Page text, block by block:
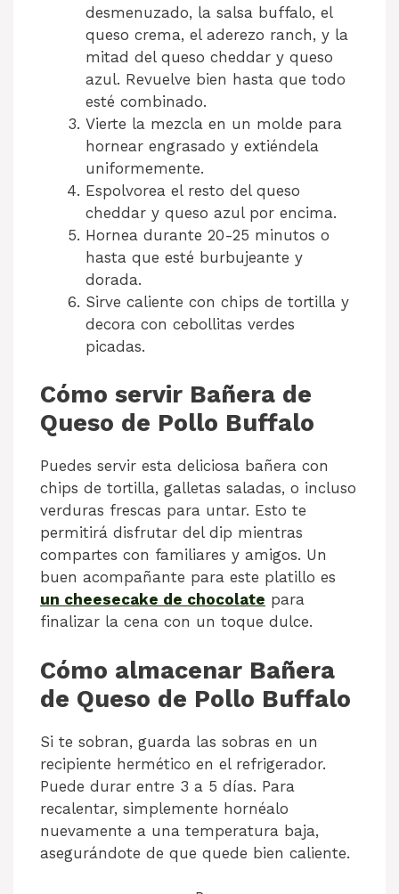
desmenuzado, la salsa buffalo, el
queso crema, el aderezo ranch, y la
mitad del queso cheddar y queso
azul. Revuelve bien hasta que todo
esté combinado.
Vierte la mezcla en un molde para
hornear engrasado y extiéndela
uniformemente.
Espolvorea el resto del queso
cheddar y queso azul por encima.
Hornea durante 20-25 minutos o
hasta que esté burbujeante y
dorada.
Sirve caliente con chips de tortilla y
decora con cebollitas verdes
picadas.
Cómo servir Bañera de
Queso de Pollo Buffalo
Puedes servir esta deliciosa bañera con
chips de tortilla, galletas saladas, o incluso
verduras frescas para untar. Esto te
permitirá disfrutar del dip mientras
compartes con familiares y amigos. Un
buen acompañante para este platillo es
un cheesecake de chocolate para
finalizar la cena con un toque dulce.
Cómo almacenar Bañera
de Queso de Pollo Buffalo
Si te sobran, guarda las sobras en un
recipiente hermético en el refrigerador.
Puede durar entre 3 a 5 días. Para
recalentar, simplemente hornéalo
nuevamente a una temperatura baja,
asegurándote de que quede bien caliente.